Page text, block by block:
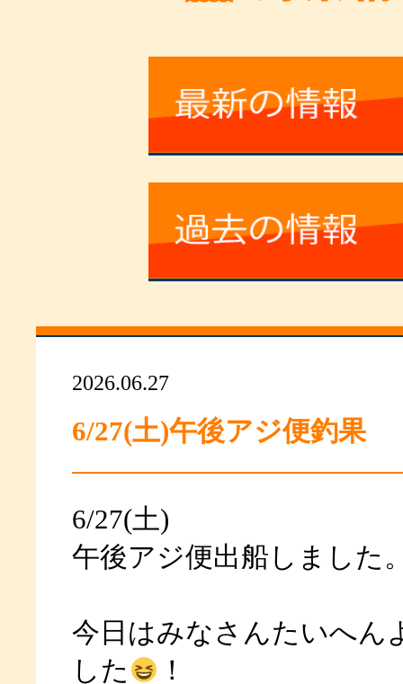
2026.06.27
6/27(土)午後アジ便釣果
6/27(土)
午後アジ便出船しました
今日はみなさんたいへん
した
！